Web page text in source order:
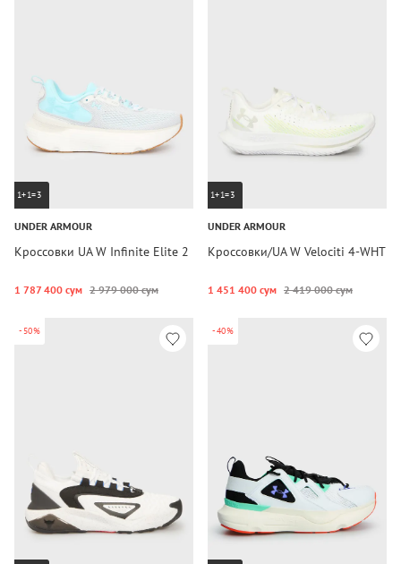
1+1=3
UNDER ARMOUR
Кроссовки UA W Infinite Elite 2
1 787 400 сум 2 979 000 сум
1+1=3
UNDER ARMOUR
Кроссовки/UA W Velociti 4-WHT
1 451 400 сум 2 419 000 сум
-50% -40%